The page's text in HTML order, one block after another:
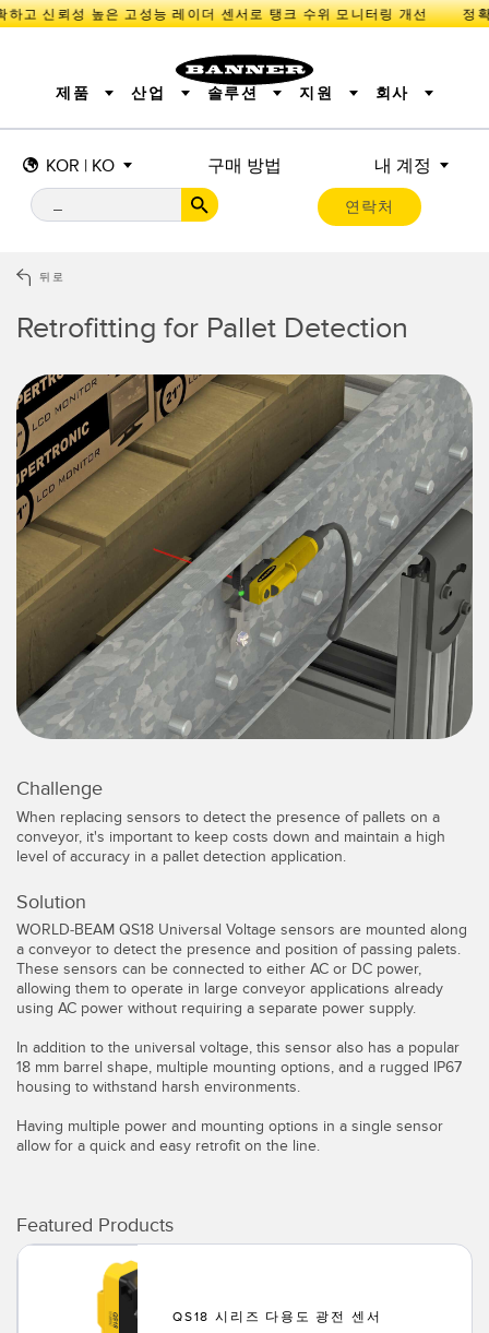
하고 신뢰성 높은 고성능 레이더 센서로 탱크 수위 모니터링 개선
KOR | KO 구매 방법 내 계정
연락처
제품
센서 측정 솔루션
조명 및 표시기
기계 안전
산업용 무선
MONITORING SOLUTIONS
신제품 SNAP SIGNAL
액세서리
센서
광전 센서
레이저 거리 측정
측정 어레이
3D 비행 시간(ToF)
레이더 센서
초음파 센서
광섬유 증폭기
슬롯, 라벨, 영역 감지 센서
등록 상표, 색상, 발광 센서
온도 및 진동 센서
Condition Monitoring Sensors
Wireless Condition Monitoring Sensors
Vibration Sensors
ACCESSORIES
산업 솔루션
IIOT 및 스마트 팩토리
스마트 센서
장비 보호
PICK-TO-LIGHT
PREDICTIVE MAINTENANCE
IIOT 및 스마트 팩토리
Overall Equipment Effectiveness (OEE)
기계 모니터링/전체 장비 효율성
공장 커뮤니케이션
부품, 정비 또는 팔레트 픽업 요청
선행 에지 감지
원격 모니터링
예측 및 예방적 유지보수용 상태 모니터링
예측 유지보수
탱크 수위 모니터링
관련 링크
세척
IO-Link
지원 회사
뒤로
Retrofitting for Pallet Detection
Challenge
When replacing sensors to detect the presence of pallets on a
conveyor, it's important to keep costs down and maintain a high
level of accuracy in a pallet detection application.
Solution
WORLD-BEAM QS18 Universal Voltage sensors are mounted along
a conveyor to detect the presence and position of passing palets.
These sensors can be connected to either AC or DC power,
allowing them to operate in large conveyor applications already
using AC power without requiring a separate power supply.
In addition to the universal voltage, this sensor also has a popular
18 mm barrel shape, multiple mounting options, and a rugged IP67
housing to withstand harsh environments.
Having multiple power and mounting options in a single sensor
allow for a quick and easy retrofit on the line.
Featured Products
QS18 시리즈 다용도 광전 센서